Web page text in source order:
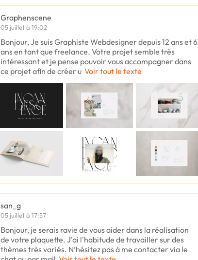
Graphenscene
05 juillet à 19:02
Bonjour, Je suis Graphiste Webdesigner depuis 12 ans et 6
ans en tant que freelance. Votre projet semble très
intéressant et je pense pouvoir vous accompagner dans
ce projet afin de créer u Voir tout le texte
san_g
05 juillet à 17:57
Bonjour, je serais ravie de vous aider dans la réalisation
de votre plaquette. J'ai l'habitude de travailler sur des
thèmes très variés. N’hésitez pas à me contacter via le